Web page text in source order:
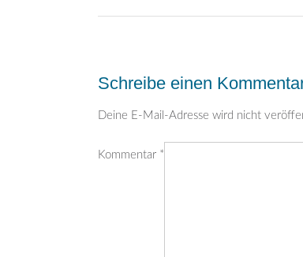
Schreibe einen
Deine E-Mail-Adresse wird nicht
Kommentar *